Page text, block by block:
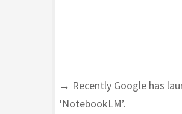
→ Recently Google has
‘NotebookLM’.